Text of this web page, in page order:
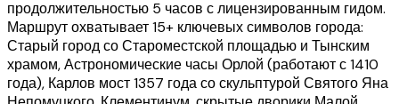
продолжительностью 5 часов с лицензированным гидом.
Маршрут охватывает 15+ ключевых символов города:
Старый город со Староместской площадью и Тынским
храмом, Астрономические часы Орлой (работают с 1410
года), Карлов мост 1357 года со скульптурой Святого Яна